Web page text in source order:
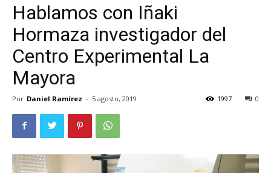
Hablamos con Iñaki
Hormaza investigador del
Centro Experimental La
Mayora
Por Daniel Ramírez - 5 agosto, 2019 0
1997